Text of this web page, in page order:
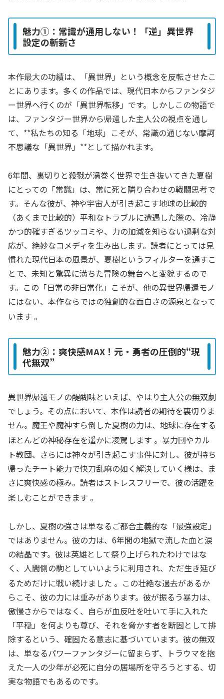
魅力①：常識が通用しない！「逆」異世界
設定の斬新さ
本作最大の功績は、「異世界」という概念を反転させたこ
とにあります。多くの作品では、現代日本からファンタジ
ー世界へ行くのが「異世界転移」です。しかしこの物語で
は、ファンタジー世界から帰還した主人公の視点を通し
て、**私たちの知る「地球」こそが、常識の通じない摩訶
不思議な「異世界」**として描かれます。
6年間、裏切りと殺戮が渦巻く世界で生き抜いてきた夏樹
にとっての「常識」は、常に死と隣り合わせの戦闘思考で
す。そんな彼が、神や宇宙人が引き起こす地球の比較的
（あくまで比較的）平和なトラブルに遭遇した際の、冷静
かつ的確すぎるツッコミや、力の加減を知らない過剰な対
応が、絶妙なコメディを生み出します。読者にとっては見
慣れた現代日本の風景が、夏樹というフィルターを通すこ
とで、未知と驚異に満ちた冒険の舞台へと変貌するので
す。この「日常の非日常化」こそが、他の異世界帰還モノ
にはない、本作ならではの独創的な面白さの源泉となって
います 。
魅力②：爽快感MAX！元・勇者の圧倒的“現
代無双”
異世界帰還モノの醍醐味といえば、やはり主人公の無双劇
でしょう。その点において、本作は読者の期待を裏切りま
せん。魔王や魔神すら倒した夏樹の力は、地球に存在する
ほとんどの神秘存在を遥かに凌駕します 。暴力団やカル
ト教団、さらには神々が引き起こす事件に対し、彼が持ち
帰ったチート能力で快刀乱麻の如く解決していく様は、ま
さに爽快感の極み。読者はストレスフリーで、彼の活躍を
楽しむことができます 。
しかし、夏樹の強さは単なるご都合主義的な「最強設定」
ではありません。彼の力は、6年間の地獄で流した血と涙
の結晶です。彼は英雄として祭り上げられたわけではな
く、人間側の駒としていいように利用され、ただ生き延び
るためだけに戦い続けました 。この壮絶な過去があるか
らこそ、彼の力には重みがあります。彼が振るう暴力は、
傲慢さからではなく、自らが血反吐を吐いて手に入れた
「平穏」を何よりも尊び、それを脅かす者を断固として排
除するという、確固たる意志に基づいています。彼の無双
は、単なるパワーファンタジーに留まらず、トラウマを抱
えた一人の少年が必死に自分の居場所を守ろうとする、切
実な物語でもあるのです。